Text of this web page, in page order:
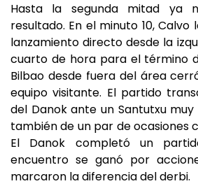
Hasta la segunda mitad ya
resultado. En el minuto 10,
lanzamiento directo desde la
cuarto de hora para el término
Bilbao desde fuera del área
equipo visitante. El partido
del Danok ante un Santutxu
también de un par de ocasiones
El Danok completó un
encuentro se ganó por
marcaron la diferencia del derbi.